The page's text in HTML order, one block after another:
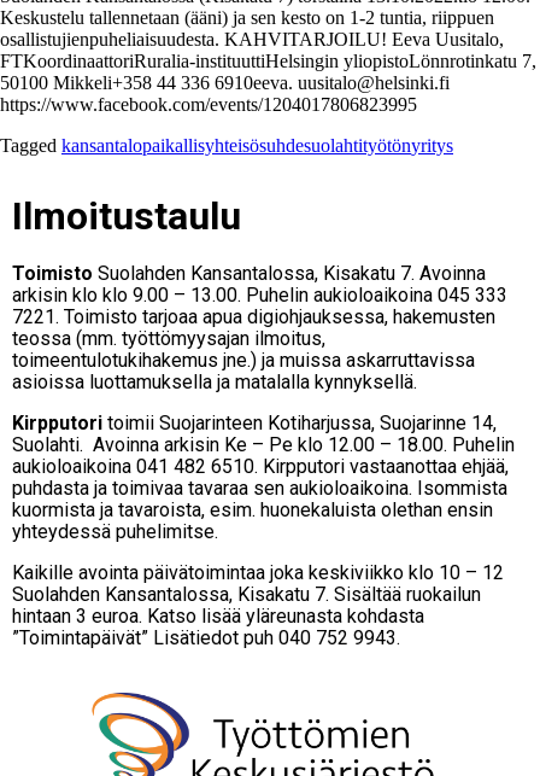
Keskustelu tallennetaan (ääni) ja sen kesto on 1-2 tuntia, riippuen
osallistujienpuheliaisuudesta. KAHVITARJOILU! Eeva Uusitalo,
FTKoordinaattoriRuralia-instituuttiHelsingin yliopistoLönnrotinkatu 7,
50100 Mikkeli+358 44 336 6910eeva. uusitalo@helsinki.fi
https://www.facebook.com/events/1204017806823995
Tagged kansantalopaikallisyhteisösuhdesuolahtityötönyritys
Ilmoitustaulu
Toimisto Suolahden Kansantalossa, Kisakatu 7. Avoinna
arkisin klo klo 9.00 – 13.00. Puhelin aukioloaikoina 045 333
7221. Toimisto tarjoaa apua digiohjauksessa, hakemusten
teossa (mm. työttömyysajan ilmoitus,
toimeentulotukihakemus jne.) ja muissa askarruttavissa
asioissa luottamuksella ja matalalla kynnyksellä.
Kirpputori toimii Suojarinteen Kotiharjussa, Suojarinne 14,
Suolahti. Avoinna arkisin Ke – Pe klo 12.00 – 18.00. Puhelin
aukioloaikoina 041 482 6510. Kirpputori vastaanottaa ehjää,
puhdasta ja toimivaa tavaraa sen aukioloaikoina. Isommista
kuormista ja tavaroista, esim. huonekaluista olethan ensin
yhteydessä puhelimitse.
Kaikille avointa päivätoimintaa joka keskiviikko klo 10 – 12
Suolahden Kansantalossa, Kisakatu 7. Sisältää ruokailun
hintaan 3 euroa. Katso lisää yläreunasta kohdasta
”Toimintapäivät” Lisätiedot puh 040 752 9943.